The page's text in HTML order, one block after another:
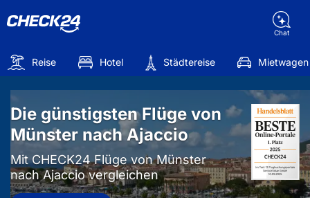
Chat
Reise Hotel Städtereise Mietwagen
Die günstigsten Flüge von
Münster nach Ajaccio
Mit CHECK24 Flüge von Münster
nach Ajaccio vergleichen